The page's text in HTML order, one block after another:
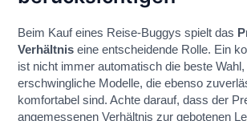
Beim Kauf eines Reise-Buggys spielt das
Verhältnis eine entscheidende Rolle. Ein
ist nicht immer automatisch die beste
erschwingliche Modelle, die ebenso
komfortabel sind. Achte darauf, dass der
angemessenen Verhältnis zur gebotenen